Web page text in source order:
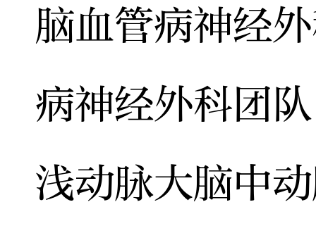
脑血管病神经
病神经外科团
浅动脉大脑中